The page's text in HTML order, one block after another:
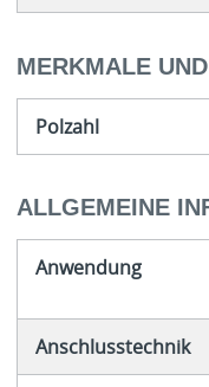
MERKMALE
Polzahl
ALLGEMEINE
Anwendung
Anschlusstechnik